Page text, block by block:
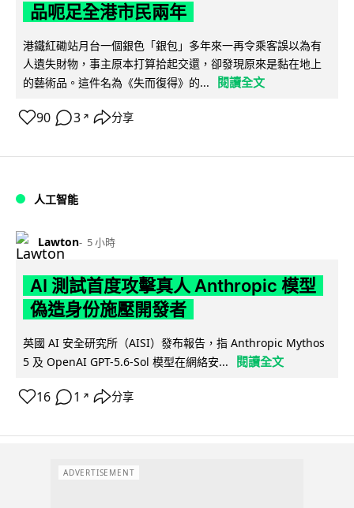
品呃足全港市民兩年
港鐵紅磡站月台一個銀色「銀包」多年來一再令乘客誤以為有
人遺失財物，事主原本打算拾起交還，卻發現原來是黏在地上
的藝術品。這件名為《失而復得》的...
閱讀全文
90 3 ↗ 分享
人工智能
Lawton 5 小時
AI 測試首度攻擊真人 Anthropic 模型
偽造身份施壓開發者
英國 AI 安全研究所（AISI）發布報告，指 Anthropic Mythos
5 及 OpenAI GPT-5.6-Sol 模型在網絡安...
閱讀全文
16 1 ↗ 分享
ADVERTISEMENT